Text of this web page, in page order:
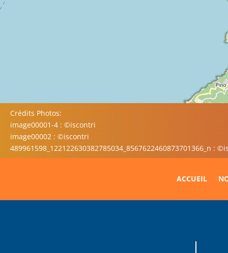
Crédits Photos:
image00001-4 : ©iscontri
image00002 : ©iscontri
489961598_122122630382785034_8567622460873701366_n :
ACCUEIL